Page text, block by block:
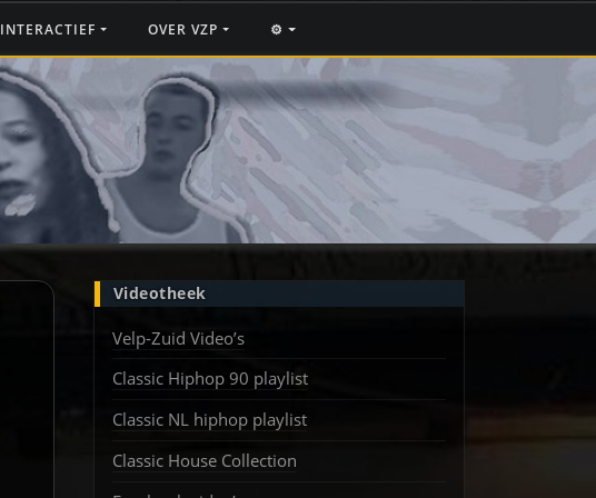
INTERACTIEF OVER VZP ⚙️
Videotheek
Velp-Zuid Video’s
Classic Hiphop 90 playlist
Classic NL hiphop playlist
Classic House Collection